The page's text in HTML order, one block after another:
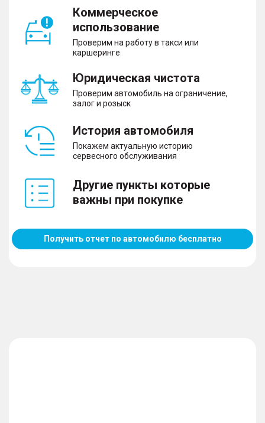
Коммерческое
использование
Проверим на работу в такси или
каршеринге
Юридическая чистота
Проверим автомобиль на ограничение,
залог и розыск
История автомобиля
Покажем актуальную историю
сервесного обслуживания
Другие пункты которые
важны при покупке
Получить отчет по автомобилю бесплатно